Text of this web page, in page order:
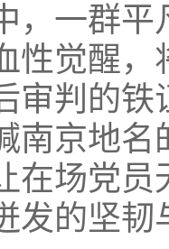
，一群
性觉醒
审判的
南京地
在场党
发的坚韧